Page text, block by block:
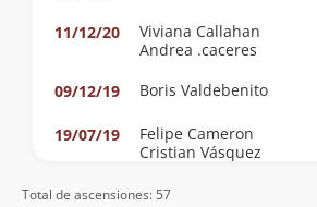
11/12/20
Viviana Callahan
Andrea .caceres
09/12/19
Boris Valdebenito
19/07/19
Felipe Cameron
Cristian Vásquez
Total de ascensiones: 57